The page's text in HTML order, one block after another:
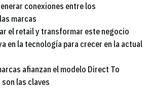
conexiones entre los
marcas
el retail y transformar este negocio
en la tecnología para crecer en la actual
afianzan el modelo Direct To
las claves